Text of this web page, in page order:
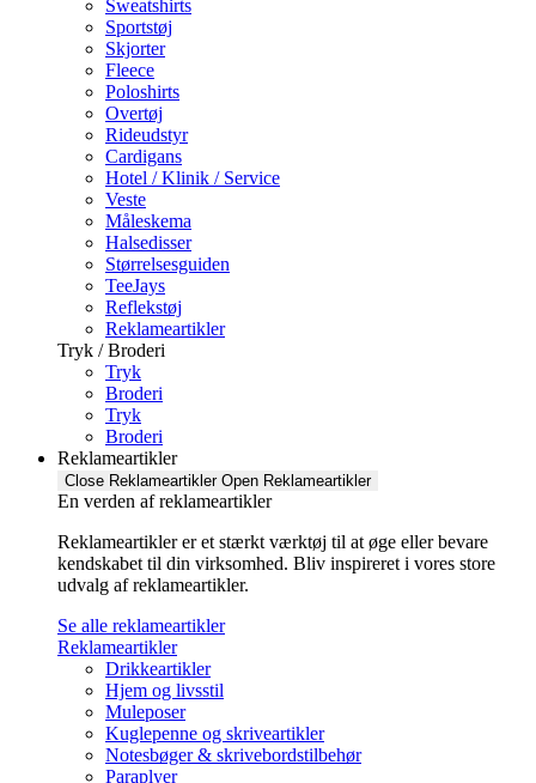
Sweatshirts
Sportstøj
Skjorter
Fleece
Poloshirts
Overtøj
Rideudstyr
Cardigans
Hotel / Klinik / Service
Veste
Måleskema
Halsedisser
Størrelsesguiden
TeeJays
Reflekstøj
Reklameartikler
Tryk / Broderi
Tryk
Broderi
Tryk
Broderi
Reklameartikler
Close Reklameartikler Open Reklameartikler
En verden af reklameartikler ​
Reklameartikler er et stærkt værktøj til at øge eller bevare
kendskabet til din virksomhed. Bliv inspireret i vores store
udvalg af reklameartikler.
Se alle reklameartikler
Reklameartikler
Drikkeartikler
Hjem og livsstil
Muleposer
Kuglepenne og skriveartikler
Notesbøger & skrivebordstilbehør
Paraplyer